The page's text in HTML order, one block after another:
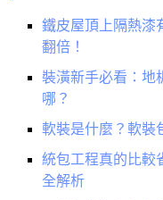
鐵皮屋頂上隔熱漆
翻倍！
裝潢新手必看：地
哪？
軟裝是什麼？軟裝
統包工程真的比較
全解析